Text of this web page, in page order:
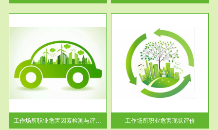
工作场所职业危害因素检测与评价...
服务范围
工作场所职业危害现状评价
【现状评价意义】：具体因素---
-通过质谱分析等多种手段明确
工作场...
工作场所职业危害现状评价